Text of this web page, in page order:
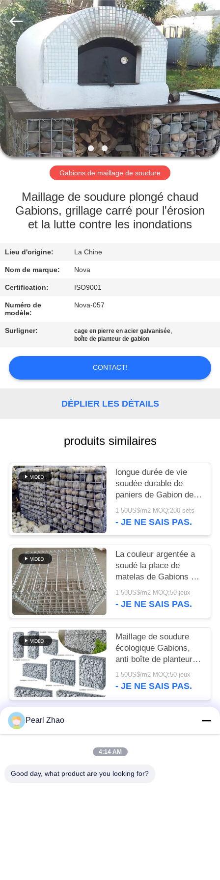
À
LA
MAISON
PRODUITS
VIDÉOS
SPECTACLE
VR
PROPOS
DE
NOUS
VISITE
DE
L'USINE
CONTRÔLE
NOUS
CONTACTER
NOUVELLES
LES
AFFAIRES
PLAN
DU
SITE
POLITIQUE
CONFIDENTIALITÉ
Nova
Metal
Wire
Mesh
Products
Co.,
Ltd..
All
Rights
Reserved.
Gabions de maillage de soudure
Maillage de soudure plongé chaud
Gabions, grillage carré pour l'érosion
et la lutte contre les inondations
Lieu d'origine: La Chine
Nom de marque: Nova
Certification: ISO9001
Numéro de
modèle:
Nova-057
Surligner: cage en pierre en acier galvanisée,
boîte de planteur de gabion
CONTACT!
DÉPLIER LES DÉTAILS
produits similaires
longue durée de vie
soudée durable de
paniers de Gabion de
2.0mm dans le secteur
de décoration
1-50US$/m2 MOQ:200 sets
- JE NE SAIS PAS.
La couleur argentée a
soudé la place de
matelas de Gabions de
grillage/forme ronde
1-50US$/m2 MOQ:50 jeux
- JE NE SAIS PAS.
Maillage de soudure
écologique Gabions,
anti boîte de planteur
de Gabion de corrosion
la cour
1-50US$/m2 MOQ:50 jeux
- JE NE SAIS PAS.
Catégories populaires
métal
Pearl Zhao
4:14 AM
Good day, what product are you looking for?